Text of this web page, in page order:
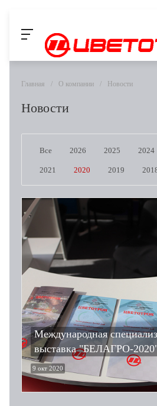
Главная / О компании / Новости
Новости
Все 2026 2025 2024
2021 2020 2019
Международная
выставка "БЕЛАГРО-
9 окт 2020